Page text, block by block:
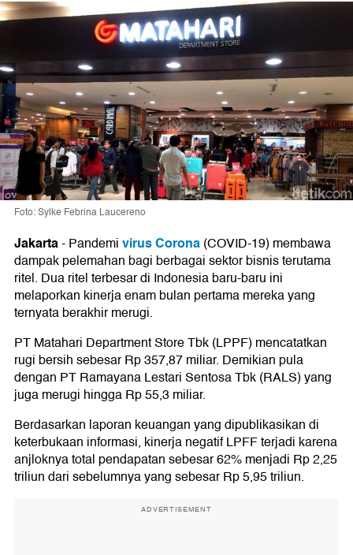
Foto: Sylke Febrina Laucereno
Jakarta-Pandemivirus Corona(COVID-19) membawa
dampak pelemahan bagi berbagai sektor bisnis terutama
ritel. Dua ritel terbesar di Indonesia baru-baru ini
melaporkan kinerja enam bulan pertama mereka yang
ternyata berakhir merugi.
PT Matahari Department Store Tbk (LPPF) mencatatkan
rugi bersih sebesar Rp 357,87 miliar. Demikian pula
dengan PT Ramayana Lestari Sentosa Tbk (RALS) yang
juga merugi hingga Rp 55,3 miliar.
Berdasarkan laporan keuangan yang dipublikasikan di
keterbukaan informasi, kinerja negatif LPFF terjadi karena
anjloknya total pendapatan sebesar 62% menjadi Rp 2,25
triliun dari sebelumnya yang sebesar Rp 5,95 triliun.
ADVERTISEMENT